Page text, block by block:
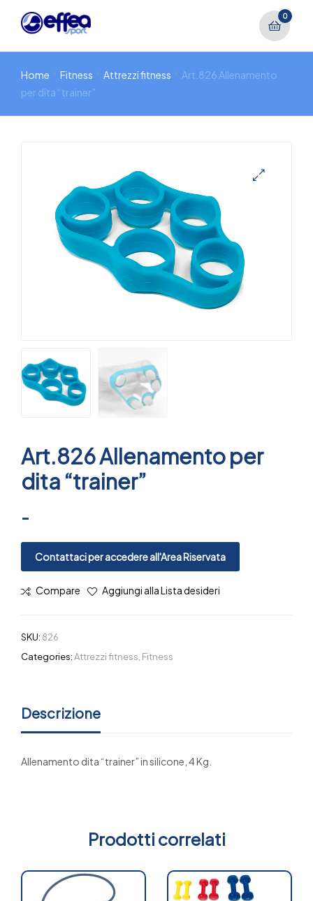
0
Home Fitness Attrezzi fitness
Art.826 Allenamento
per dita “trainer”
Art.826 Allenamento per
dita “trainer”
-
Contattaci per accedere all'Area Riservata
Compare Aggiungi alla Lista desideri
SKU: 826
Categories:Attrezzi fitness Fitness
Descrizione
Allenamento dita “trainer” in silicone, 4 Kg.
Prodotti correlati